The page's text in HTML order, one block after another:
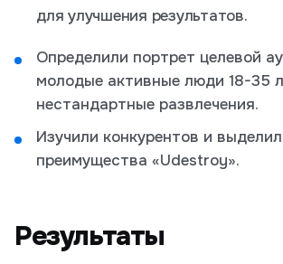
для улучшения результатов.
Определили портрет целевой
молодые активные люди 18-35
нестандартные развлечения.
Изучили конкурентов и
преимущества «Udestroy».
Результаты